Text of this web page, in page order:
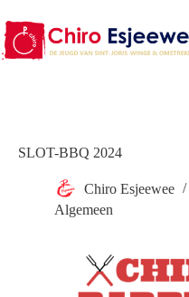
SLOT-BBQ 2024
Chiro Esjeewee
Algemeen